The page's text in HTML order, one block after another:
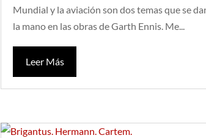
Mundial y la aviación son dos temas que se
la mano en las obras de Garth Ennis. Me...
Leer Más